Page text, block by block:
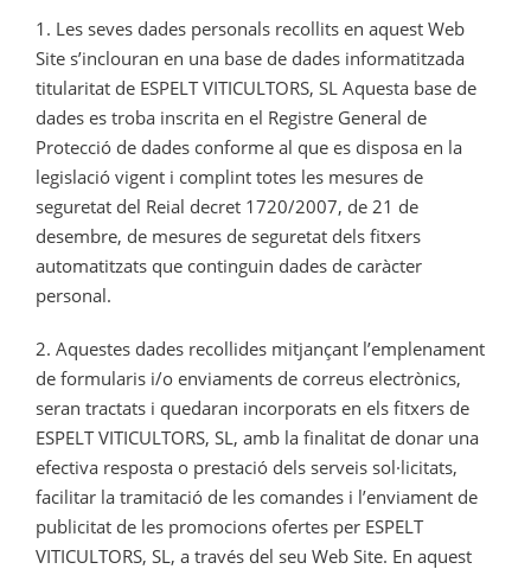
1. Les seves dades personals recollits en aquest Web
Site s’inclouran en una base de dades informatitzada
titularitat de ESPELT VITICULTORS, SL Aquesta base de
dades es troba inscrita en el Registre General de
Protecció de dades conforme al que es disposa en la
legislació vigent i complint totes les mesures de
seguretat del Reial decret 1720/2007, de 21 de
desembre, de mesures de seguretat dels fitxers
automatitzats que continguin dades de caràcter
personal.
2. Aquestes dades recollides mitjançant l’emplenament
de formularis i/o enviaments de correus electrònics,
seran tractats i quedaran incorporats en els fitxers de
ESPELT VITICULTORS, SL, amb la finalitat de donar una
efectiva resposta o prestació dels serveis sol·licitats,
facilitar la tramitació de les comandes i l’enviament de
publicitat de les promocions ofertes per ESPELT
VITICULTORS, SL, a través del seu Web Site. En aquest